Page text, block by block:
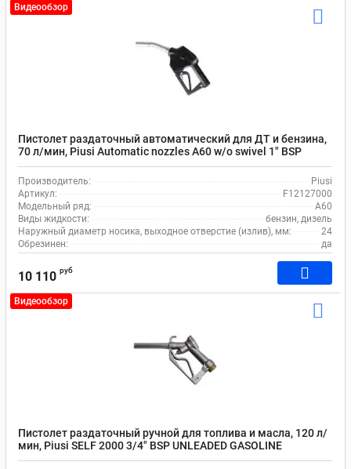
Видеообзор
Пистолет раздаточный автоматический для ДТ и бензина,
70 л/мин, Piusi Automatic nozzles A60 w/o swivel 1" BSP
F12127000
Производитель:
Piusi
Артикул:
F12127000
Модельный ряд:
A60
Виды жидкости:
бензин, дизель
Наружный диаметр носика, выходное отверстие (излив), мм:
24
Обрезинен:
да
10 110 руб
Видеообзор
Пистолет раздаточный ручной для топлива и масла, 120 л/
мин, Piusi SELF 2000 3/4" BSP UNLEADED GASOLINE
00064902A